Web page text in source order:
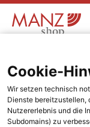
Cookie-
Wir setzen technisch
Dienste bereitzustellen,
Nutzererlebnis und die
Subdomains) zu